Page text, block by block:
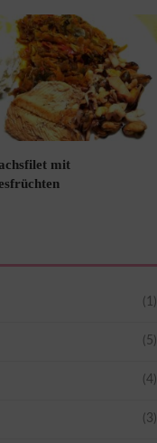
mit
(1)
(5)
(4)
(3)